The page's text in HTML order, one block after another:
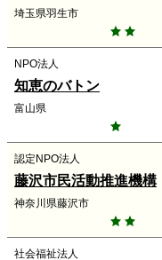
埼玉県羽生市
NPO法人
知恵のバトン
富山県
認定NPO法人
藤沢市民活動推進機構
神奈川県藤沢市
社会福祉法人